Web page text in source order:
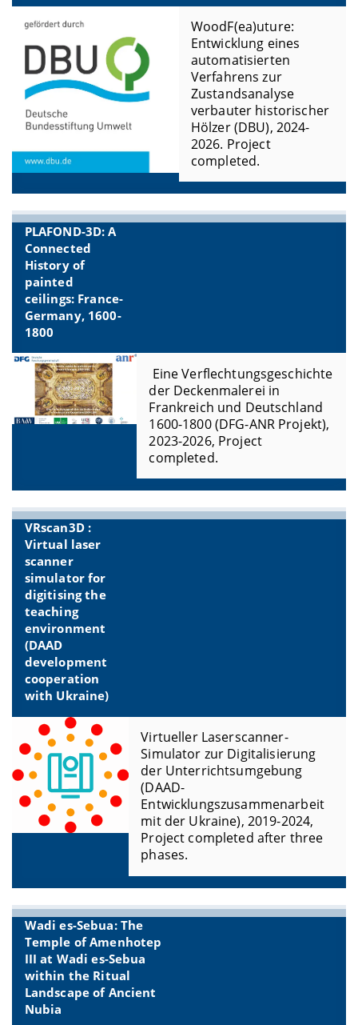
WoodF(ea)uture:
Entwicklung eines
automatisierten
Verfahrens zur
Zustandsanalyse
verbauter historischer
Hölzer (DBU), 2024-
2026. Project
completed.
PLAFOND-3D: A
Connected
History of
painted
ceilings: France-
Germany, 1600-
1800
Eine Verflechtungsgeschichte
der Deckenmalerei in
Frankreich und Deutschland
1600-1800 (DFG-ANR Projekt),
2023-2026, Project
completed.
VRscan3D :
Virtual laser
scanner
simulator for
digitising the
teaching
environment
(DAAD
development
cooperation
with Ukraine)
Virtueller Laserscanner-
Simulator zur Digitalisierung
der Unterrichtsumgebung
(DAAD-
Entwicklungszusammenarbeit
mit der Ukraine), 2019-2024,
Project completed after three
phases.
Wadi es-Sebua: The
Temple of Amenhotep
III at Wadi es-Sebua
within the Ritual
Landscape of Ancient
Nubia